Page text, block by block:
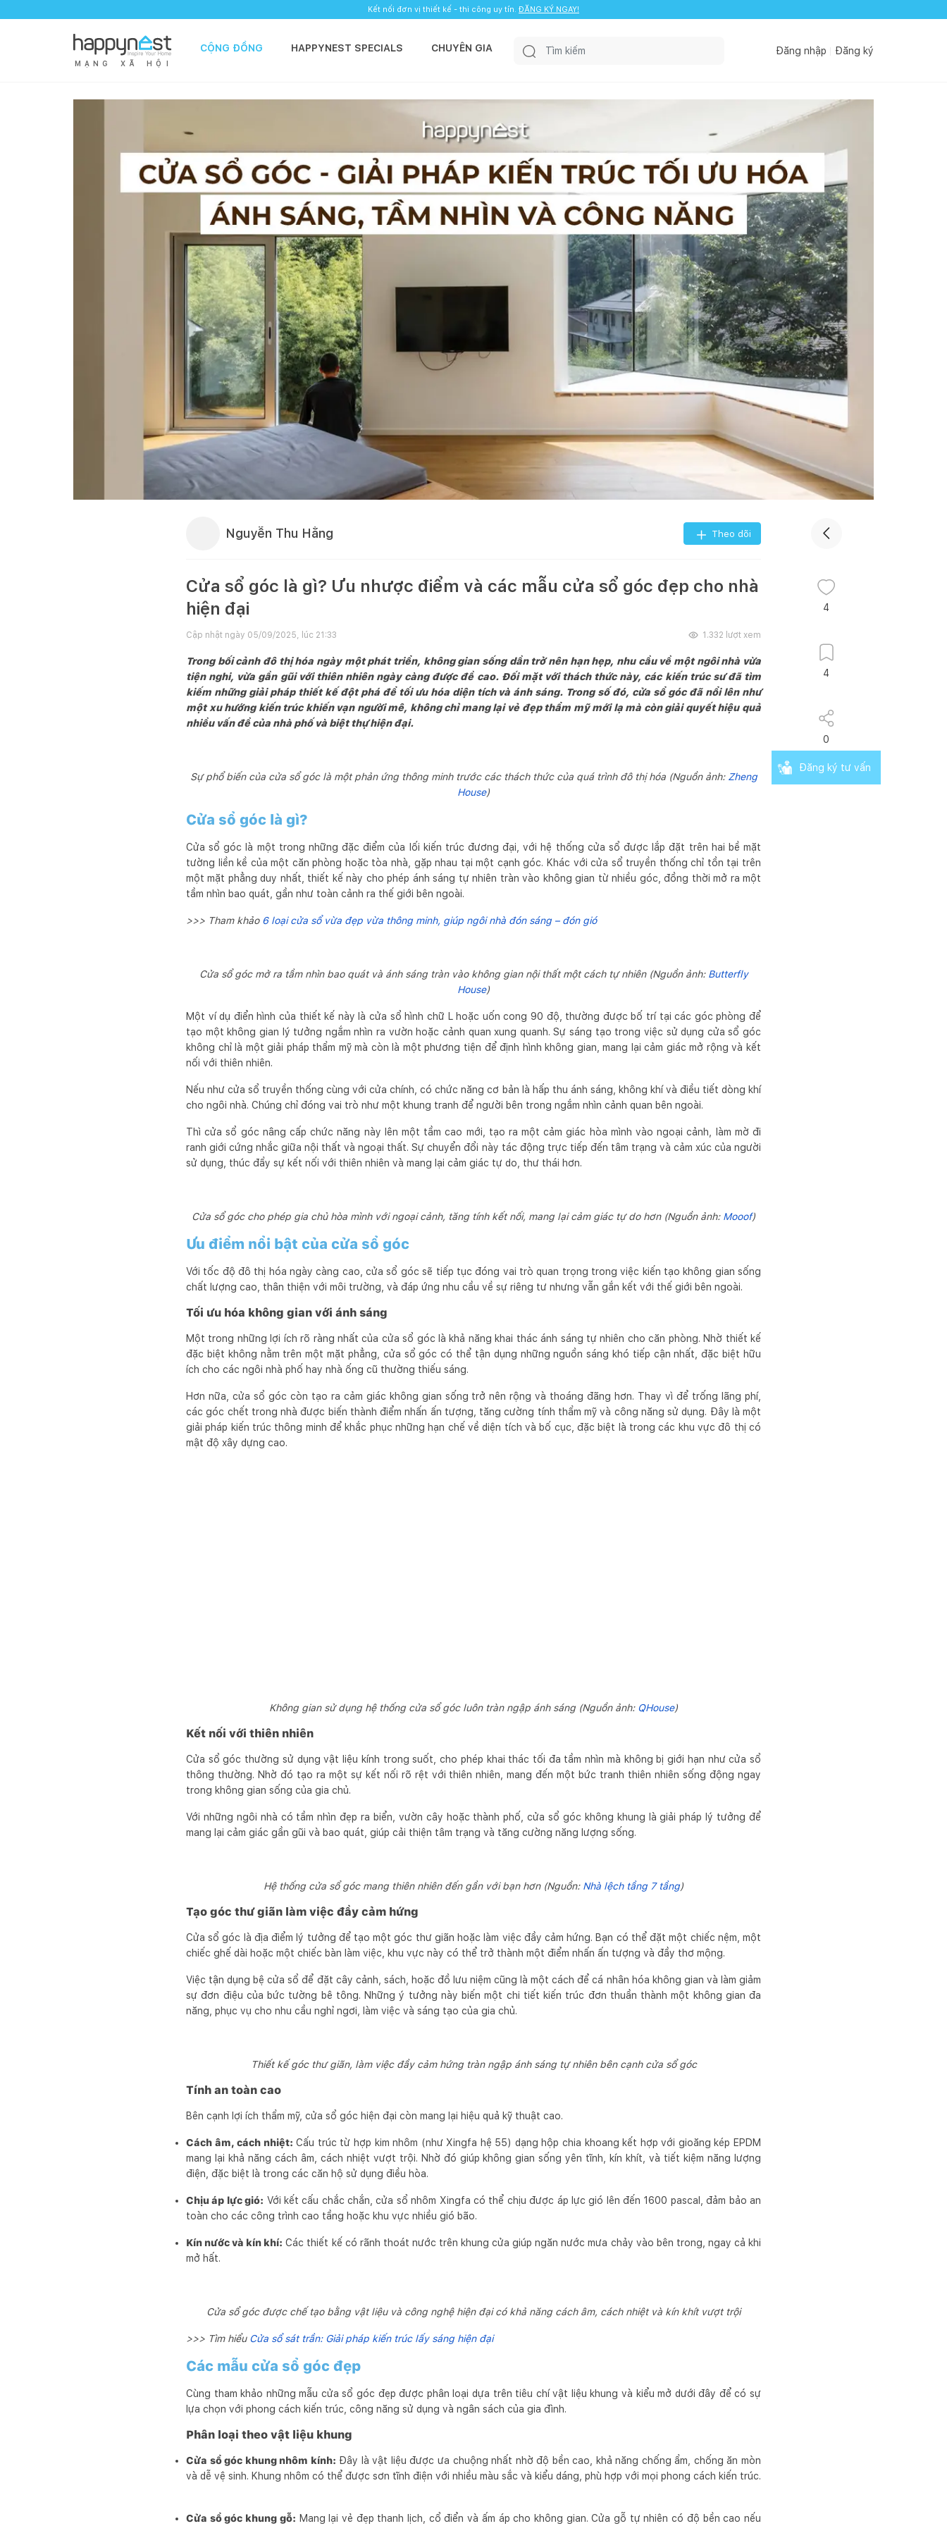
Kết nối đơn vị thiết kế - thi công uy tín. ĐĂNG KÝ NGAY!
M Ạ N G X Ã H Ộ I
CỘNG ĐỒNG HAPPYNEST SPECIALS CHUYÊN GIA Đăng nhập Đăng ký
Nguyễn Thu Hằng Theo dõi
Cửa sổ góc là gì? Ưu nhược điểm và các mẫu cửa sổ góc đẹp cho nhà
hiện đại
Cập nhật ngày 05/09/2025, lúc 21:33 1.332 lượt xem
Trong bối cảnh đô thị hóa ngày một phát triển, không gian sống dần trở nên hạn hẹp, nhu cầu về một ngôi nhà vừa
tiện nghi, vừa gần gũi với thiên nhiên ngày càng được đề cao. Đối mặt với thách thức này, các kiến trúc sư đã tìm
kiếm những giải pháp thiết kế đột phá để tối ưu hóa diện tích và ánh sáng. Trong số đó, cửa sổ góc đã nổi lên như
một xu hướng kiến trúc khiến vạn người mê, không chỉ mang lại vẻ đẹp thẩm mỹ mới lạ mà còn giải quyết hiệu quả
nhiều vấn đề của nhà phố và biệt thự hiện đại.
Sự phổ biến của cửa sổ góc là một phản ứng thông minh trước các thách thức của quá trình đô thị hóa (Nguồn ảnh: Zheng
House)
Cửa sổ góc là gì?
Cửa sổ góc là một trong những đặc điểm của lối kiến trúc đương đại, với hệ thống cửa sổ được lắp đặt trên hai bề mặt
tường liền kề của một căn phòng hoặc tòa nhà, gặp nhau tại một cạnh góc. Khác với cửa sổ truyền thống chỉ tồn tại trên
một mặt phẳng duy nhất, thiết kế này cho phép ánh sáng tự nhiên tràn vào không gian từ nhiều góc, đồng thời mở ra một
tầm nhìn bao quát, gần như toàn cảnh ra thế giới bên ngoài.
>>> Tham khảo 6 loại cửa sổ vừa đẹp vừa thông minh, giúp ngôi nhà đón sáng – đón gió
Cửa sổ góc mở ra tầm nhìn bao quát và ánh sáng tràn vào không gian nội thất một cách tự nhiên (Nguồn ảnh: Butterfly
House)
Một ví dụ điển hình của thiết kế này là cửa sổ hình chữ L hoặc uốn cong 90 độ, thường được bố trí tại các góc phòng để
tạo một không gian lý tưởng ngắm nhìn ra vườn hoặc cảnh quan xung quanh. Sự sáng tạo trong việc sử dụng cửa sổ góc
không chỉ là một giải pháp thẩm mỹ mà còn là một phương tiện để định hình không gian, mang lại cảm giác mở rộng và kết
nối với thiên nhiên.
Nếu như cửa sổ truyền thống cùng với cửa chính, có chức năng cơ bản là hấp thu ánh sáng, không khí và điều tiết dòng khí
cho ngôi nhà. Chúng chỉ đóng vai trò như một khung tranh để người bên trong ngắm nhìn cảnh quan bên ngoài.
Thì cửa sổ góc nâng cấp chức năng này lên một tầm cao mới, tạo ra một cảm giác hòa mình vào ngoại cảnh, làm mờ đi
ranh giới cứng nhắc giữa nội thất và ngoại thất. Sự chuyển đổi này tác động trực tiếp đến tâm trạng và cảm xúc của người
sử dụng, thúc đẩy sự kết nối với thiên nhiên và mang lại cảm giác tự do, thư thái hơn.
Cửa sổ góc cho phép gia chủ hòa mình với ngoại cảnh, tăng tính kết nối, mang lại cảm giác tự do hơn (Nguồn ảnh: Mooof)
Ưu điểm nổi bật của cửa sổ góc
Với tốc độ đô thị hóa ngày càng cao, cửa sổ góc sẽ tiếp tục đóng vai trò quan trọng trong việc kiến tạo không gian sống
chất lượng cao, thân thiện với môi trường, và đáp ứng nhu cầu về sự riêng tư nhưng vẫn gắn kết với thế giới bên ngoài.
Tối ưu hóa không gian với ánh sáng
Một trong những lợi ích rõ ràng nhất của cửa sổ góc là khả năng khai thác ánh sáng tự nhiên cho căn phòng. Nhờ thiết kế
đặc biệt không nằm trên một mặt phẳng, cửa sổ góc có thể tận dụng những nguồn sáng khó tiếp cận nhất, đặc biệt hữu
ích cho các ngôi nhà phố hay nhà ống cũ thường thiếu sáng.
Hơn nữa, cửa sổ góc còn tạo ra cảm giác không gian sống trở nên rộng và thoáng đãng hơn. Thay vì để trống lãng phí,
các góc chết trong nhà được biến thành điểm nhấn ấn tượng, tăng cường tính thẩm mỹ và công năng sử dụng. Đây là một
giải pháp kiến trúc thông minh để khắc phục những hạn chế về diện tích và bố cục, đặc biệt là trong các khu vực đô thị có
mật độ xây dựng cao.
Không gian sử dụng hệ thống cửa sổ góc luôn tràn ngập ánh sáng (Nguồn ảnh: QHouse)
Kết nối với thiên nhiên
Cửa sổ góc thường sử dụng vật liệu kính trong suốt, cho phép khai thác tối đa tầm nhìn mà không bị giới hạn như cửa sổ
thông thường. Nhờ đó tạo ra một sự kết nối rõ rệt với thiên nhiên, mang đến một bức tranh thiên nhiên sống động ngay
trong không gian sống của gia chủ.
Với những ngôi nhà có tầm nhìn đẹp ra biển, vườn cây hoặc thành phố, cửa sổ góc không khung là giải pháp lý tưởng để
mang lại cảm giác gần gũi và bao quát, giúp cải thiện tâm trạng và tăng cường năng lượng sống.
Hệ thống cửa sổ góc mang thiên nhiên đến gần với bạn hơn (Nguồn: Nhà lệch tầng 7 tầng)
Tạo góc thư giãn làm việc đầy cảm hứng
Cửa sổ góc là địa điểm lý tưởng để tạo một góc thư giãn hoặc làm việc đầy cảm hứng. Bạn có thể đặt một chiếc nệm, một
chiếc ghế dài hoặc một chiếc bàn làm việc, khu vực này có thể trở thành một điểm nhấn ấn tượng và đầy thơ mộng.
Việc tận dụng bệ cửa sổ để đặt cây cảnh, sách, hoặc đồ lưu niệm cũng là một cách để cá nhân hóa không gian và làm giảm
sự đơn điệu của bức tường bê tông. Những ý tưởng này biến một chi tiết kiến trúc đơn thuần thành một không gian đa
năng, phục vụ cho nhu cầu nghỉ ngơi, làm việc và sáng tạo của gia chủ.
Thiết kế góc thư giãn, làm việc đầy cảm hứng tràn ngập ánh sáng tự nhiên bên cạnh cửa sổ góc
Tính an toàn cao
Bên cạnh lợi ích thẩm mỹ, cửa sổ góc hiện đại còn mang lại hiệu quả kỹ thuật cao.
Cách âm, cách nhiệt: Cấu trúc từ hợp kim nhôm (như Xingfa hệ 55) dạng hộp chia khoang kết hợp với gioăng kép EPDM
mang lại khả năng cách âm, cách nhiệt vượt trội. Nhờ đó giúp không gian sống yên tĩnh, kín khít, và tiết kiệm năng lượng
điện, đặc biệt là trong các căn hộ sử dụng điều hòa.
Chịu áp lực gió: Với kết cấu chắc chắn, cửa sổ nhôm Xingfa có thể chịu được áp lực gió lên đến 1600 pascal, đảm bảo an
toàn cho các công trình cao tầng hoặc khu vực nhiều gió bão.
Kín nước và kín khí: Các thiết kế có rãnh thoát nước trên khung cửa giúp ngăn nước mưa chảy vào bên trong, ngay cả khi
mở hất.
Cửa sổ góc được chế tạo bằng vật liệu và công nghệ hiện đại có khả năng cách âm, cách nhiệt và kín khít vượt trội
>>> Tìm hiểu Cửa sổ sát trần: Giải pháp kiến trúc lấy sáng hiện đại
Các mẫu cửa sổ góc đẹp
Cùng tham khảo những mẫu cửa sổ góc đẹp được phân loại dựa trên tiêu chí vật liệu khung và kiểu mở dưới đây để có sự
lựa chọn với phong cách kiến trúc, công năng sử dụng và ngân sách của gia đình.
Phân loại theo vật liệu khung
Cửa sổ góc khung nhôm kính: Đây là vật liệu được ưa chuộng nhất nhờ độ bền cao, khả năng chống ẩm, chống ăn mòn
và dễ vệ sinh. Khung nhôm có thể được sơn tĩnh điện với nhiều màu sắc và kiểu dáng, phù hợp với mọi phong cách kiến trúc.
Cửa sổ góc khung gỗ: Mang lại vẻ đẹp thanh lịch, cổ điển và ấm áp cho không gian. Cửa gỗ tự nhiên có độ bền cao nếu
4
4
0
Đăng ký tư vấn